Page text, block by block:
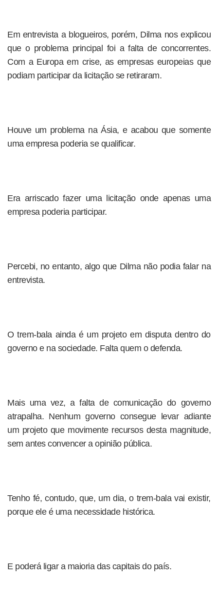
Em entrevista a blogueiros, porém, Dilma nos explicou
que o problema principal foi a falta de concorrentes.
Com a Europa em crise, as empresas europeias que
podiam participar da licitação se retiraram.
Houve um problema na Ásia, e acabou que somente
uma empresa poderia se qualificar.
Era arriscado fazer uma licitação onde apenas uma
empresa poderia participar.
Percebi, no entanto, algo que Dilma não podia falar na
entrevista.
O trem-bala ainda é um projeto em disputa dentro do
governo e na sociedade. Falta quem o defenda.
Mais uma vez, a falta de comunicação do governo
atrapalha. Nenhum governo consegue levar adiante
um projeto que movimente recursos desta magnitude,
sem antes convencer a opinião pública.
Tenho fé, contudo, que, um dia, o trem-bala vai existir,
porque ele é uma necessidade histórica.
E poderá ligar a maioria das capitais do país.